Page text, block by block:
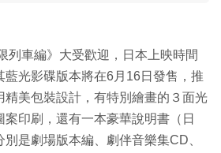
列車編》大受歡迎，日本上映時間
藍光影碟版本將在6月16日發售，推
精美包裝設計，有特別繪畫的３面光
印刷，還有一本豪華說明書（日
是劇場版本編、劇伴音樂集CD、